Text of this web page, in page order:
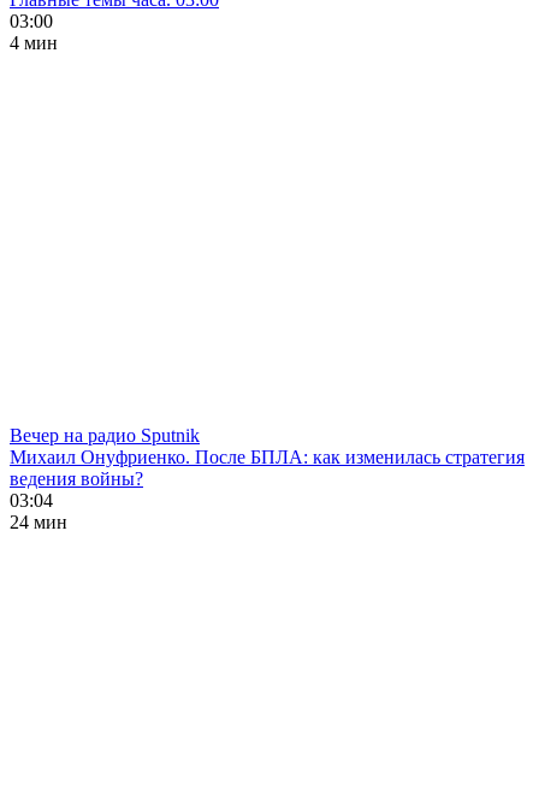
03:00
4 мин
Вечер на радио Sputnik
Михаил Онуфриенко. После БПЛА: как изменилась стратегия
ведения войны?
03:04
24 мин